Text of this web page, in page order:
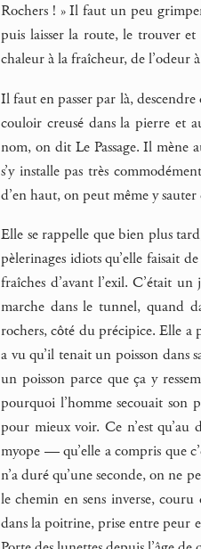
Rochers ! » Il faut un peu
puis laisser la route, le trouver
chaleur à la fraîcheur, de l’odeur
Il faut en passer par là,
couloir creusé dans la pierre et
nom, on dit Le Passage. Il mène
s’y installe pas très
d’en haut, on peut même y sauter
Elle se rappelle que bien plus
pèlerinages idiots qu’elle faisait
fraîches d’avant l’exil. C’était
marche dans le tunnel, quand
rochers, côté du précipice. Elle a
a vu qu’il tenait un poisson dans
un poisson parce que ça y
pourquoi l’homme secouait son
pour mieux voir. Ce n’est
myope — qu’elle a compris que
n’a duré qu’une seconde, on ne
le chemin en sens inverse,
dans la poitrine, prise entre peur